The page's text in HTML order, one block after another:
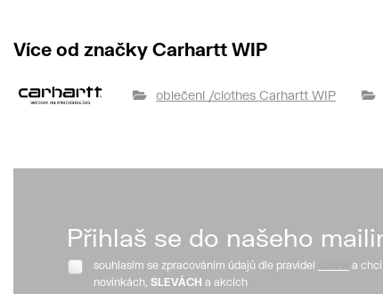
Více od značky Carhartt WIP
oblečení /clothes Carhartt WIP
Přihlaš se do našeho
souhlasím se zpracováním údajů dle pravidel
a
novinkách, SLEVÁCH a akcích